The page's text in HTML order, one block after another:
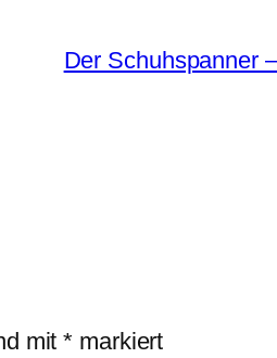
Der Schuhspanner
mit* markiert